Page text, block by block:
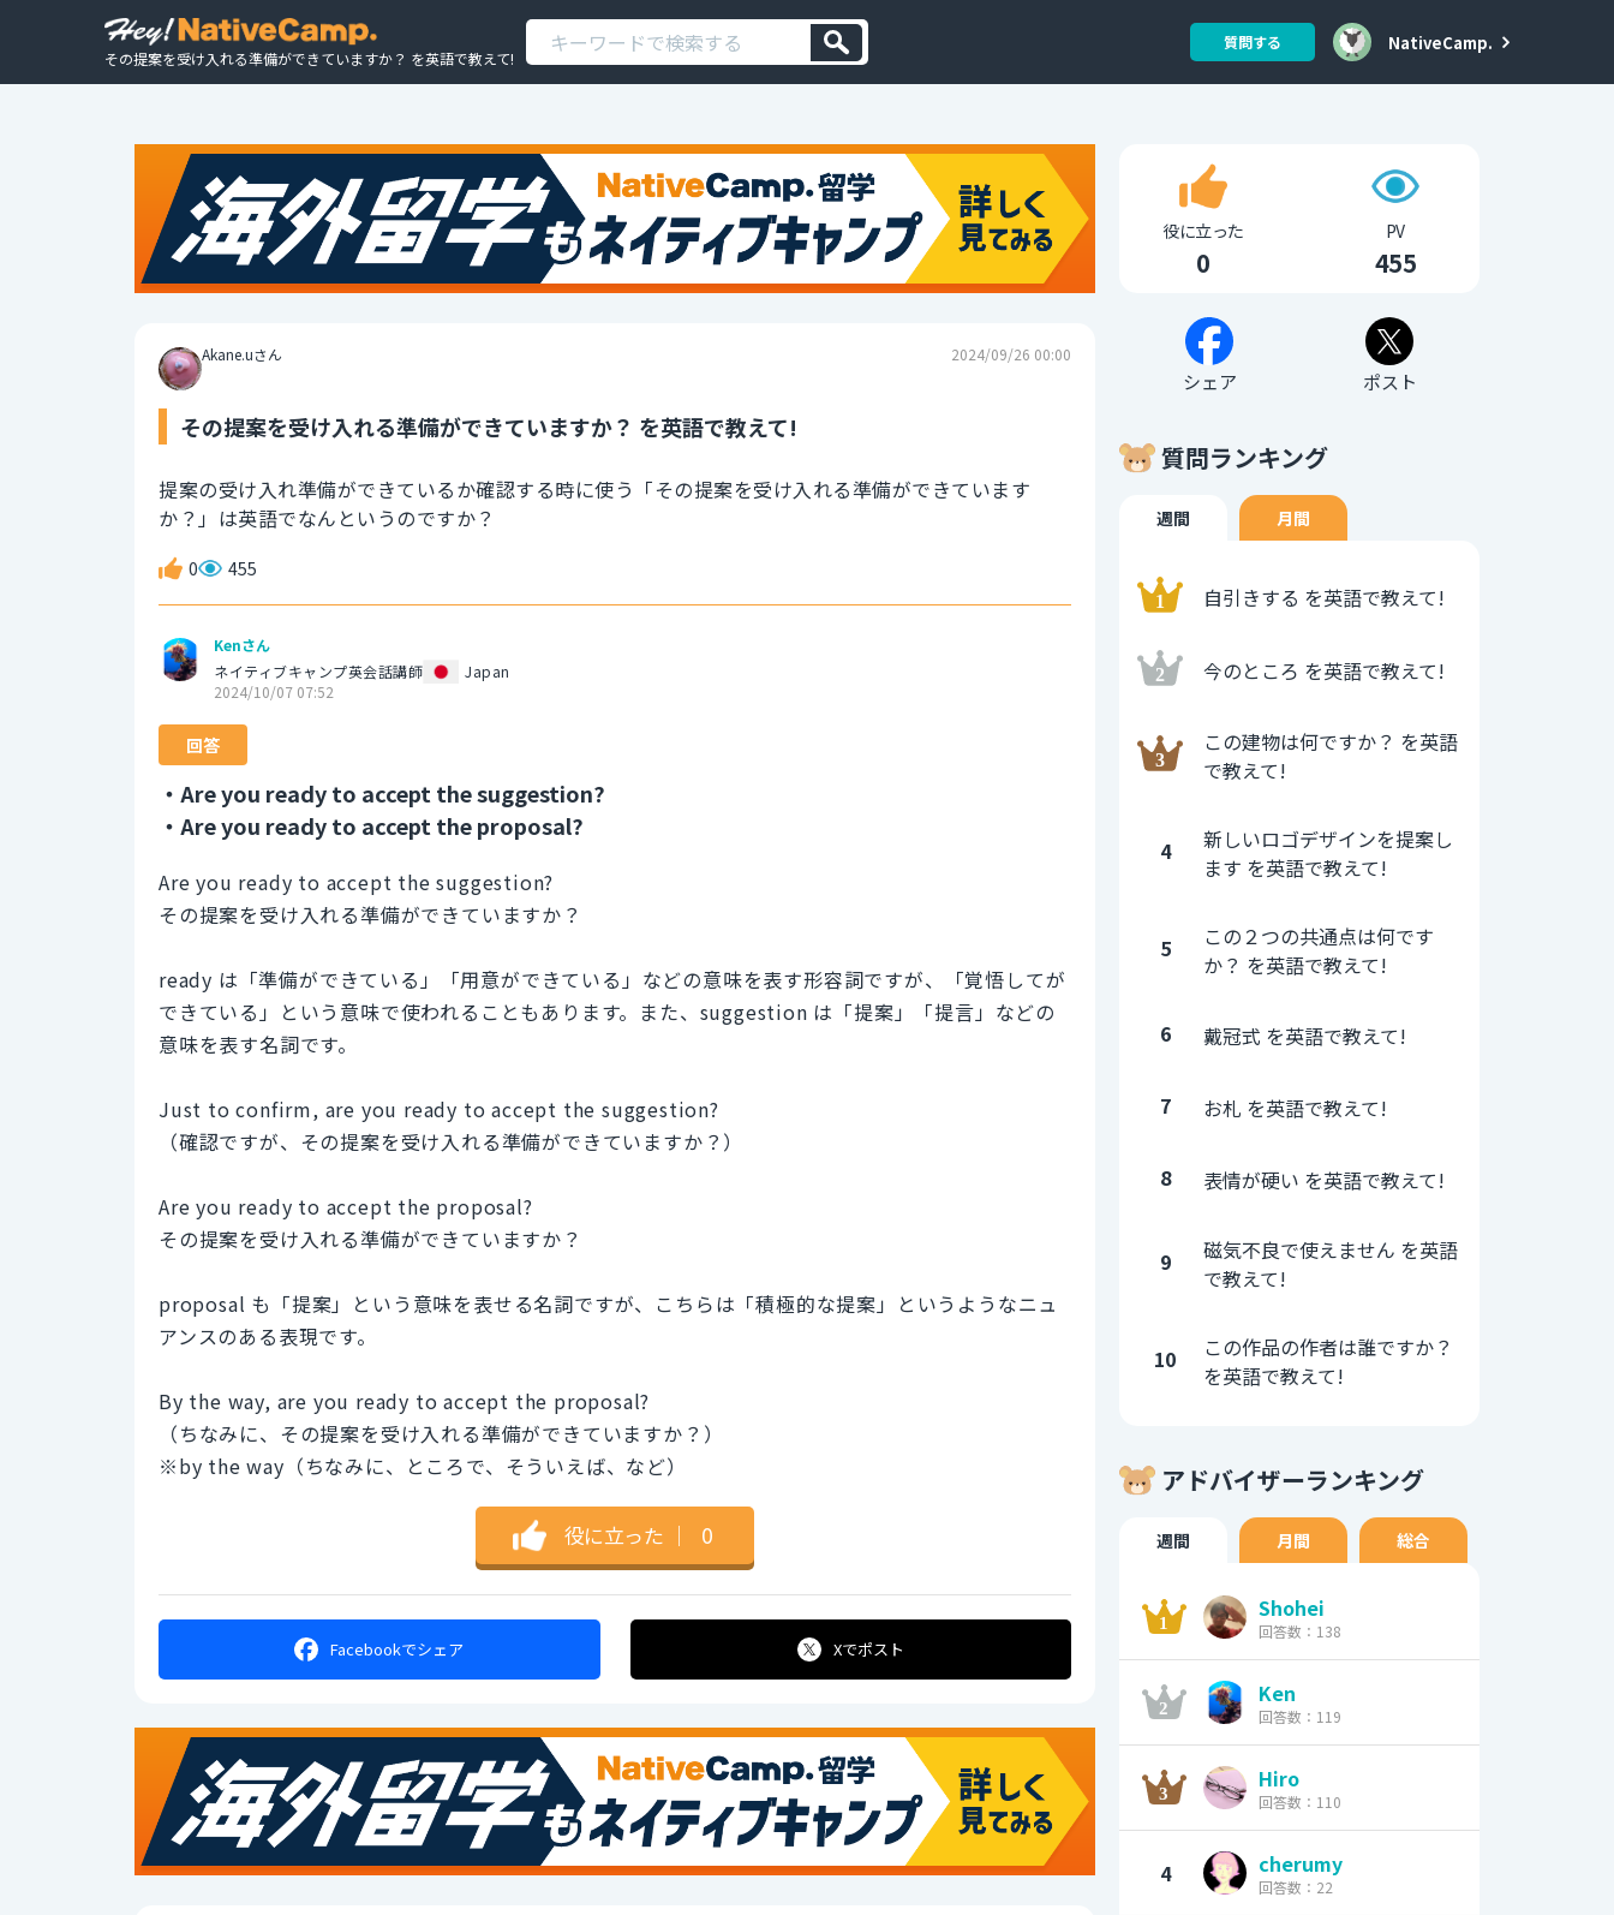
その提案を受け入れる準備ができていますか？ を英語で教えて!
質問する NativeCamp.
Akane.uさん 2024/09/26 00:00
その提案を受け入れる準備ができていますか？ を英語で教えて!
提案の受け入れ準備ができているか確認する時に使う「その提案を受け入れる準備ができています
か？」は英語でなんというのですか？
0 455
Kenさん
ネイティブキャンプ英会話講師
Japan
2024/10/07 07:52
回答
・Are you ready to accept the suggestion?
・Are you ready to accept the proposal?
Are you ready to accept the suggestion?
その提案を受け入れる準備ができていますか？
ready は「準備ができている」「用意ができている」などの意味を表す形容詞ですが、「覚悟してが
できている」という意味で使われることもあります。また、suggestion は「提案」「提言」などの
意味を表す名詞です。
Just to confirm, are you ready to accept the suggestion?
（確認ですが、その提案を受け入れる準備ができていますか？）
Are you ready to accept the proposal?
その提案を受け入れる準備ができていますか？
proposal も「提案」という意味を表せる名詞ですが、こちらは「積極的な提案」というようなニュ
アンスのある表現です。
By the way, are you ready to accept the proposal?
（ちなみに、その提案を受け入れる準備ができていますか？）
※by the way（ちなみに、ところで、そういえば、など）
役に立った ｜ 0
Facebookでシェア Xでポスト
役に立った
0
PV
455
シェア ポスト
質問ランキング
週間 月間
自引きする を英語で教えて!
今のところ を英語で教えて!
この建物は何ですか？ を英語
で教えて!
4
新しいロゴデザインを提案し
ます を英語で教えて!
5
この２つの共通点は何です
か？ を英語で教えて!
6 戴冠式 を英語で教えて!
7 お札 を英語で教えて!
8 表情が硬い を英語で教えて!
9
磁気不良で使えません を英語
で教えて!
10
この作品の作者は誰ですか？
を英語で教えて!
アドバイザーランキング
週間 月間 総合
Shohei
回答数：138
Ken
回答数：119
Hiro
回答数：110
4 cherumy
回答数：22